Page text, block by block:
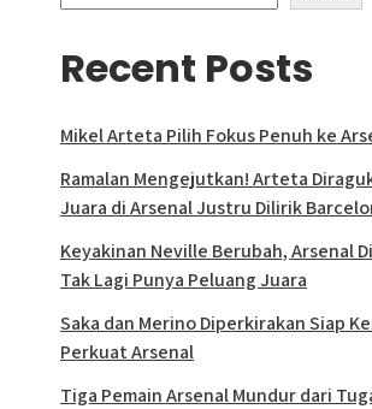
Recent Posts
Mikel Arteta Pilih Fokus Penuh ke
Ramalan Mengejutkan! Arteta
Juara di Arsenal Justru Dilirik
Keyakinan Neville Berubah, Arsenal
Tak Lagi Punya Peluang Juara
Saka dan Merino Diperkirakan Siap
Perkuat Arsenal
Tiga Pemain Arsenal Mundur dari